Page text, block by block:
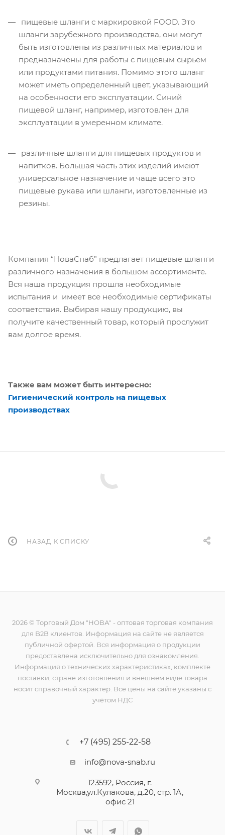
пищевые шланги с маркировкой FOOD. Это
шланги зарубежного производства, они могут
быть изготовлены из различных материалов и
предназначены для работы с пищевым сырьем
или продуктами питания. Помимо этого шланг
может иметь определенный цвет, указывающий
на особенности его эксплуатации. Синий
пищевой шланг, например, изготовлен для
эксплуатации в умеренном климате.
различные шланги для пищевых продуктов и
напитков. Большая часть этих изделий имеют
универсальное назначение и чаще всего это
пищевые рукава или шланги, изготовленные из
резины.
Компания “НоваСнаб” предлагает пищевые шланги
различного назначения в большом ассортименте.
Вся наша продукция прошла необходимые
испытания и имеет все необходимые сертификаты
соответствия. Выбирая нашу продукцию, вы
получите качественный товар, который прослужит
вам долгое время.
Также вам может быть интересно:
Гигиенический контроль на пищевых
производствах
НАЗАД К СПИСКУ
2026 © Торговый Дом "НОВА" - оптовая торговая компания
для B2B клиентов. Информация на сайте не является
публичной офертой. Вся информация о продукции
предоставлена исключительно для ознакомления.
Информация о технических характеристиках, комплекте
поставки, стране изготовления и внешнем виде товара
носит справочный характер. Все цены на сайте указаны с
учётом НДС
+7 (495) 255-22-58
info@nova-snab.ru
123592, Россия, г.
Москва,ул.Кулакова, д.20, стр. 1А,
офис 21